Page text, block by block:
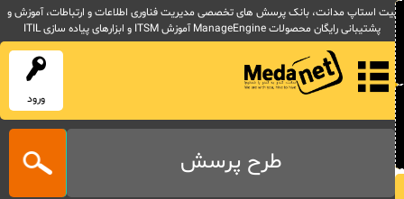
استاپ مدانت، بانک پرسش های تخصصی مدیریت فناوری اطلاعات و ارتباطات، آموزش و
پشتیبانی رایگان محصولات ManageEngine آموزش ITSM و ابزارهای پیاده سازی ITIL
ورود
طرح پرسش